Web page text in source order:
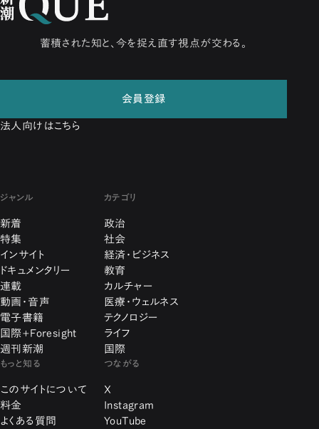
蓄積された知と、今を捉え直す視点が交わる。
会員登録
法人向けはこちら
ジャンル
新着
特集
インサイト
ドキュメンタリー
連載
動画・音声
電子書籍
国際+Foresight
週刊新潮
カテゴリ
政治
社会
経済・ビジネス
教育
カルチャー
医療・ウェルネス
テクノロジー
ライフ
国際
もっと知る
このサイトについて
料金
よくある質問
つながる
X
Instagram
YouTube